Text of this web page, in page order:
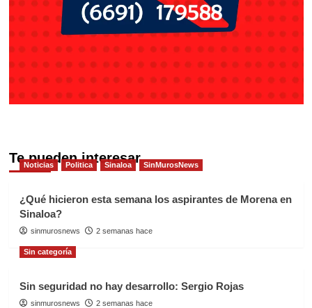
Te pueden interesar
Noticias Politica Sinaloa SinMurosNews
¿Qué hicieron esta semana los aspirantes de Morena en
Sinaloa?
sinmurosnews 2 semanas hace
Sin categoría
Sin seguridad no hay desarrollo: Sergio Rojas
sinmurosnews 2 semanas hace